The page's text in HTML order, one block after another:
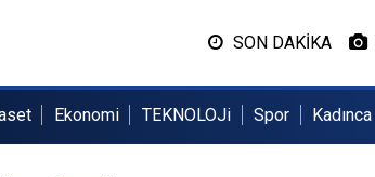
SON DAKİKA
Ekonomi TEKNOLOJi Spor Kadınca